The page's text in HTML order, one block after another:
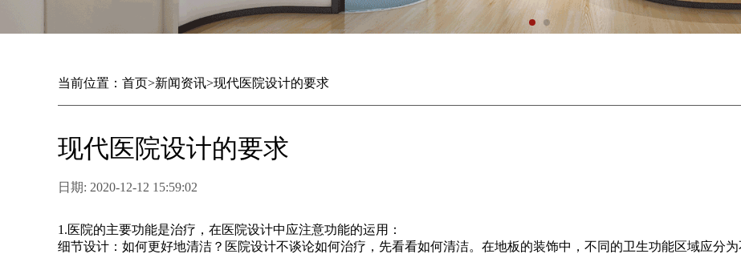
当前位置： 首页>新闻资讯>现代医院设计的要求
现代医院设计的要求
日期: 2020-12-12 15:59:02
1.医院的主要功能是治疗，在医院设计中应注意功能的运用：
细节设计：如何更好地清洁？医院设计不谈论如何治疗，先看看如何清洁。在地板的装饰中，不同的卫生功能区域应分